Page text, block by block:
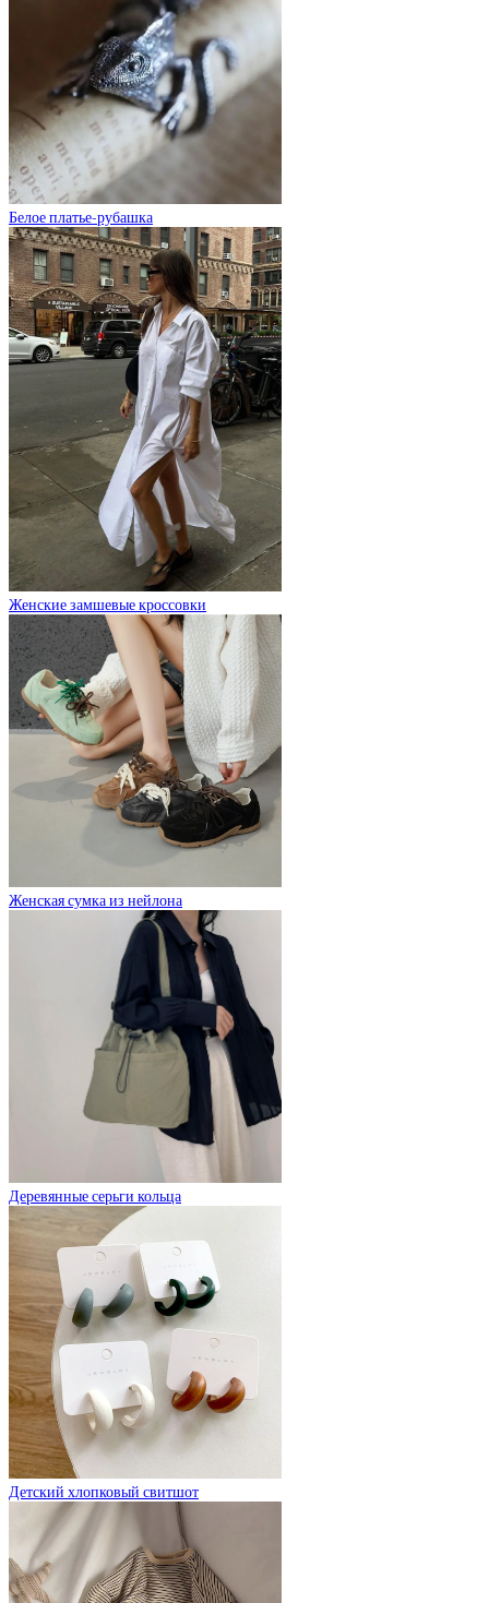
Белое платье-рубашка
Женские замшевые кроссовки
Женская сумка из нейлона
Деревянные серьги кольца
Детский хлопковый свитшот